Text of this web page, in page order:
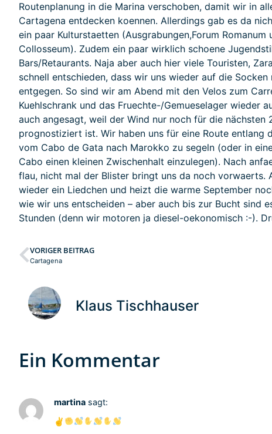
Routenplanung in die Marina verschoben, damit wir in
Cartagena entdecken koennen. Allerdings gab es da
ein paar Kulturstaetten (Ausgrabungen,Forum
Collosseum). Zudem ein paar wirklich schoene
Bars/Retaurants. Naja aber auch hier viele Touristen,
schnell entschieden, dass wir uns wieder auf die Socken
entgegen. So sind wir am Abend mit den Velos zum
Kuehlschrank und das Fruechte-/Gemueselager wieder
auch angesagt, weil der Wind nur noch für die nächsten
prognostiziert ist. Wir haben uns für eine Route entlang
vom Cabo de Gata nach Marokko zu segeln (oder in
Cabo einen kleinen Zwischenhalt einzulegen). Nach
flau, nicht mal der Blister bringt uns da noch vorwaerts.
wieder ein Liedchen und heizt die warme September
wie wir uns entscheiden – aber auch bis zur Bucht sind
Stunden (denn wir motoren ja diesel-oekonomisch :-).
VORIGER BEITRAG
Cartagena
Klaus Tischhauser
Ein Kommentar
martina sagt:
✌